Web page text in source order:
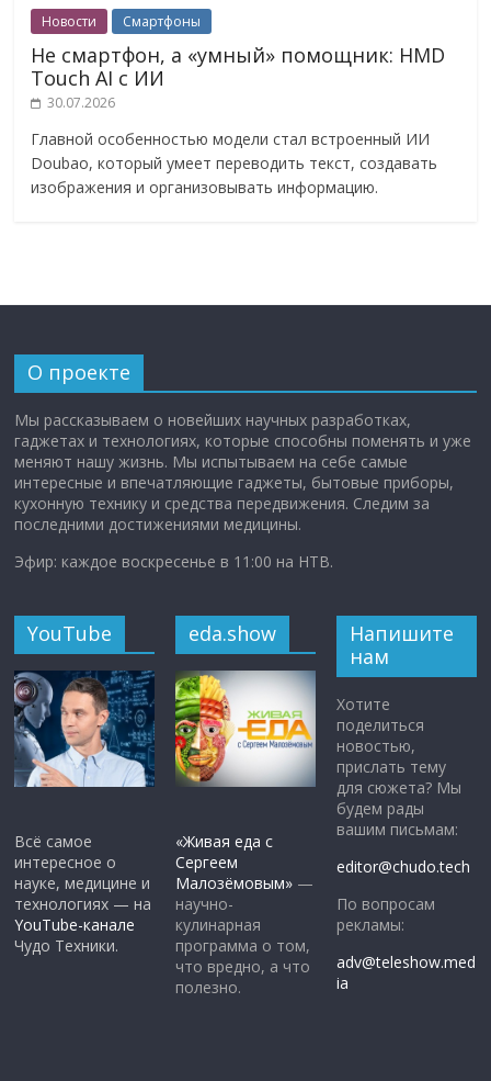
Новости Смартфоны
Не смартфон, а «умный» помощник: HMD
Touch AI с ИИ
30.07.2026
Главной особенностью модели стал встроенный ИИ
Doubao, который умеет переводить текст, создавать
изображения и организовывать информацию.
О проекте
Мы рассказываем о новейших научных разработках,
гаджетах и технологиях, которые способны поменять и уже
меняют нашу жизнь. Мы испытываем на себе самые
интересные и впечатляющие гаджеты, бытовые приборы,
кухонную технику и средства передвижения. Следим за
последними достижениями медицины.
Эфир: каждое воскресенье в 11:00 на НТВ.
YouTube
Всё самое
интересное о
науке, медицине и
технологиях — на
YouTube-канале
Чудо Техники.
eda.show
«Живая еда с
Сергеем
Малозёмовым» —
научно-
кулинарная
программа о том,
что вредно, а что
полезно.
Напишите
нам
Хотите
поделиться
новостью,
прислать тему
для сюжета? Мы
будем рады
вашим письмам:
editor@chudo.tech
По вопросам
рекламы:
adv@teleshow.med
ia